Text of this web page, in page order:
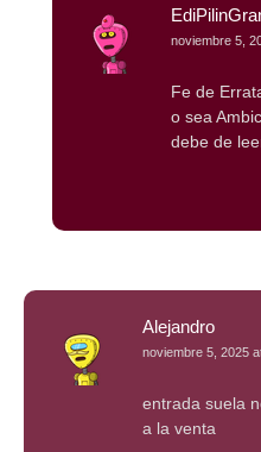
noviembre 5,
Fe de
o sea
debe de
Alejandro
noviembre 5, 2025
entrada suela
a la venta